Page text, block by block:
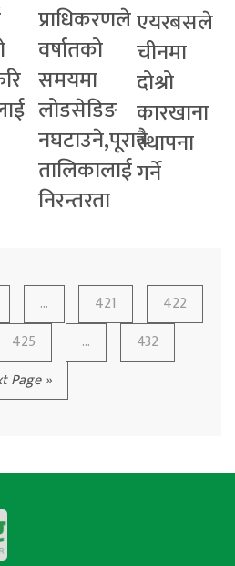
प्राधिकरणले
वर्षातको
समयमा
लोडसेडिङ
नघटाउने,पूरानै
तालिकालाई
निरन्तरता
एयरबसले
चीनमा
दोश्रो
कारखाना
स्थापना
गर्ने
… 421
422
425 ...
432
Page »